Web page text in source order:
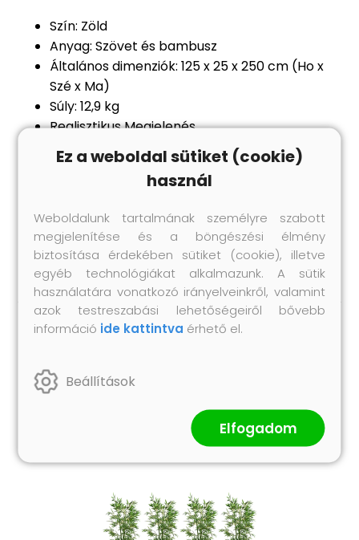
Szín: Zöld
Anyag: Szövet és bambusz
Általános dimenziók: 125 x 25 x 250 cm (Ho x
Szé x Ma)
Súly: 12,9 kg
Realisztikus Megjelenés
Alacsony Karbantartás
Széleskörű alkalmazás
Csak beltéri használatra
1 x Műanyag banánfa
Összeszerelés szükséges: Igen
Ez a weboldal sütiket (cookie)
használ
Weboldalunk tartalmának személyre szabott
megjelenítése és a böngészési élmény
biztosítása érdekében sütiket (cookie), illetve
egyéb technológiákat alkalmazunk. A sütik
használatára vonatkozó irányelveinkről, valamint
azok testreszabási lehetőségeiről bővebb
információ ide kattintva érhető el.
Beállítások
Elfogadom